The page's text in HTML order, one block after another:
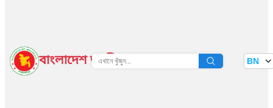
বাংলাদেশ জাতীয় তথ্য বাতায়ন BN